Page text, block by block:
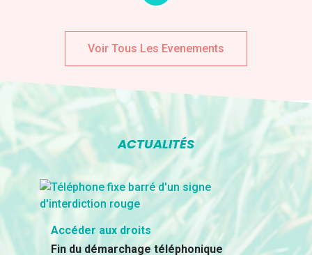
Voir Tous Les Evenements
ACTUALITÉS
Accéder aux droits
Fin du démarchage téléphonique